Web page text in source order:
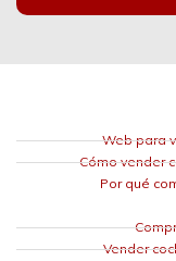
Web para
Cómo vender
Por qué
Vender